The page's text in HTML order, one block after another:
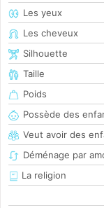
Les yeux
Les cheveux
Silhouette
Taille
Poids
Possède des
Veut avoir des
Déménage par
La religion